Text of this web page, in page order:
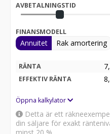
AVBETALNINGSTID
FINANSMODELL
Annuitet Rak amortering
RÄNTA
EFFEKTIV RÄNTA
Öppna kalkylator
Detta är ett
din säljare för exakt
minst 20 %.